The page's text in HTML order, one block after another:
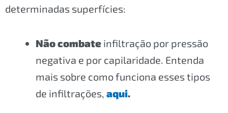
determinadas superfícies:
Não combate infiltração por pressão
negativa e por capilaridade. Entenda
mais sobre como funciona esses tipos
de infiltrações, aqui.